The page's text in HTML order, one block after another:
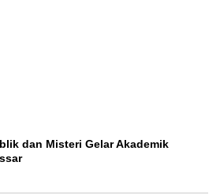
dan Misteri Gelar Akademik